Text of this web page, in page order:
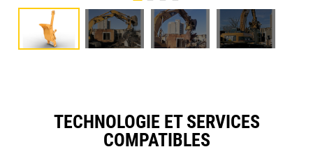
TECHNOLOGIE ET SERVICES
COMPATIBLES